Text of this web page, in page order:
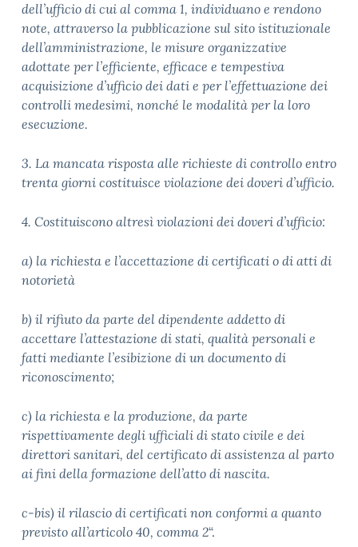
dell’ufficio di cui al comma 1, individuano e rendono
note, attraverso la pubblicazione sul sito istituzionale
dell’amministrazione, le misure organizzative
adottate per l’efficiente, efficace e tempestiva
acquisizione d’ufficio dei dati e per l’effettuazione dei
controlli medesimi, nonché le modalità per la loro
esecuzione.
3. La mancata risposta alle richieste di controllo entro
trenta giorni costituisce violazione dei doveri d’ufficio.
4. Costituiscono altresì violazioni dei doveri d’ufficio:
a) la richiesta e l’accettazione di certificati o di atti di
notorietà
b) il rifiuto da parte del dipendente addetto di
accettare l’attestazione di stati, qualità personali e
fatti mediante l’esibizione di un documento di
riconoscimento;
c) la richiesta e la produzione, da parte
rispettivamente degli ufficiali di stato civile e dei
direttori sanitari, del certificato di assistenza al parto
ai fini della formazione dell’atto di nascita.
c-bis) il rilascio di certificati non conformi a quanto
previsto all’articolo 40, comma 2“.